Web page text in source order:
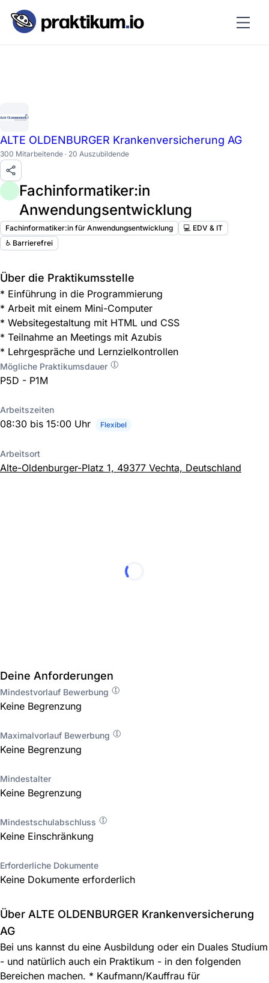
ALTE OLDENBURGER Krankenversicherung AG
300 Mitarbeitende · 20 Auszubildende
Fachinformatiker:in
Anwendungsentwicklung
Fachinformatiker:in für Anwendungsentwicklung
💻 EDV & IT
♿️ Barrierefrei
Über die Praktikumsstelle
* Einführung in die Programmierung
* Arbeit mit einem Mini-Computer
* Websitegestaltung mit HTML und CSS
* Teilnahme an Meetings mit Azubis
* Lehrgespräche und Lernzielkontrollen
Mögliche Praktikumsdauer
P5D - P1M
Arbeitszeiten
08:30 bis 15:00 Uhr Flexibel
Arbeitsort
Alte-Oldenburger-Platz 1, 49377 Vechta, Deutschland
Deine Anforderungen
Mindestvorlauf Bewerbung
Keine Begrenzung
Maximalvorlauf Bewerbung
Keine Begrenzung
Mindestalter
Keine Begrenzung
Mindestschulabschluss
Keine Einschränkung
Erforderliche Dokumente
Keine Dokumente erforderlich
Über ALTE OLDENBURGER Krankenversicherung
AG
Bei uns kannst du eine Ausbildung oder ein Duales Studium
- und natürlich auch ein Praktikum - in den folgenden
Bereichen machen. * Kaufmann/Kauffrau für